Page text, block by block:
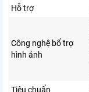
Hỗ trợ
Công nghệ bổ trợ
hình ảnh
Tiêu chuẩn